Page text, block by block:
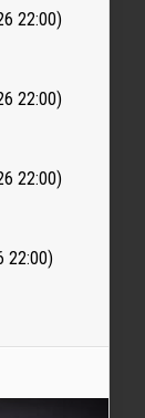
22:00)
22:00)
22:00)
22:00)